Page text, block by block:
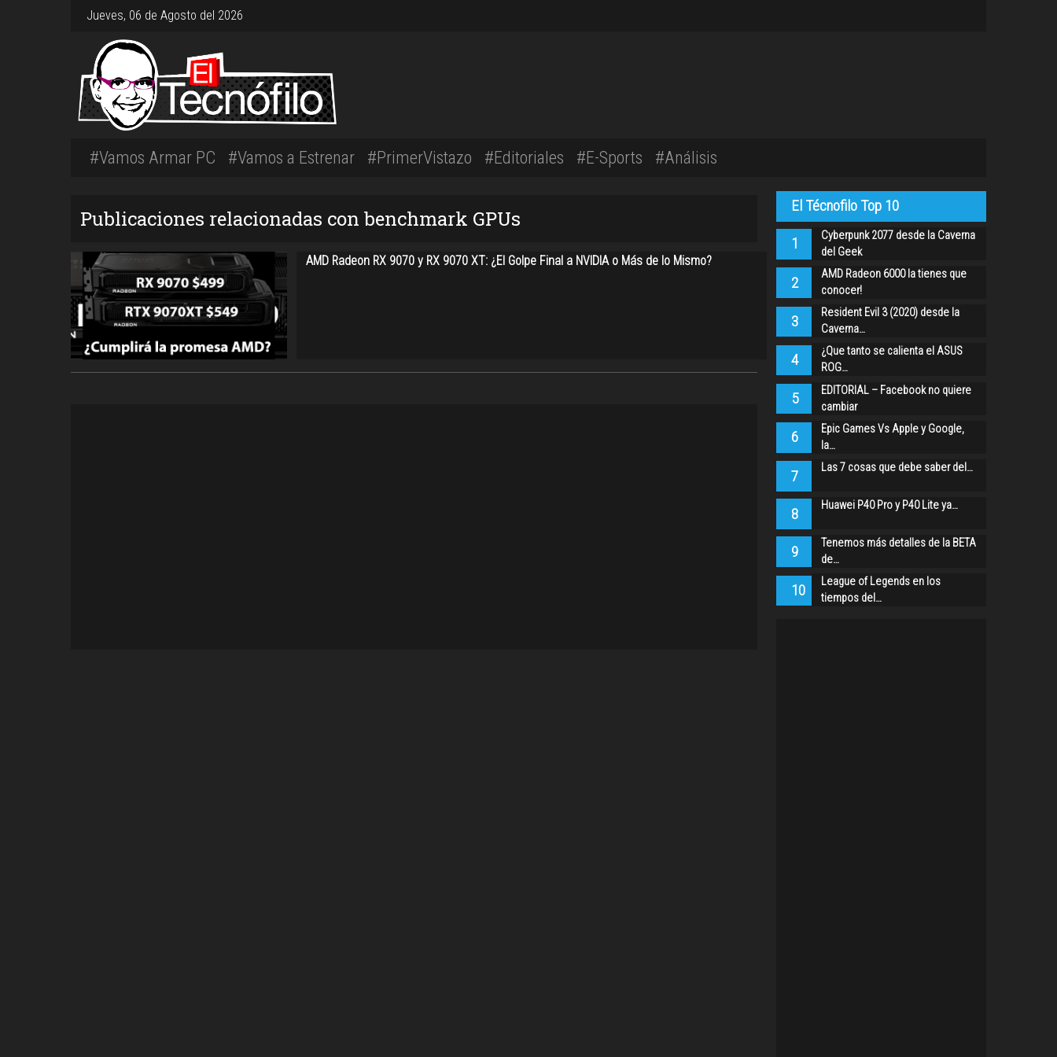
Jueves, 06 de Agosto del 2026
#Vamos Armar PC #Vamos a Estrenar #PrimerVistazo #Editoriales #E-Sports #Análisis
Publicaciones relacionadas con benchmark GPUs
AMD Radeon RX 9070 y RX 9070 XT: ¿El Golpe Final a NVIDIA o Más de lo Mismo?
El Técnofilo Top 10
1
Cyberpunk 2077 desde la Caverna
del Geek
2
AMD Radeon 6000 la tienes que
conocer!
3
Resident Evil 3 (2020) desde la
Caverna…
4
¿Que tanto se calienta el ASUS
ROG…
5
EDITORIAL – Facebook no quiere
cambiar
6
Epic Games Vs Apple y Google,
la…
7 Las 7 cosas que debe saber del…
8 Huawei P40 Pro y P40 Lite ya…
9
Tenemos más detalles de la BETA
de…
10
League of Legends en los
tiempos del…